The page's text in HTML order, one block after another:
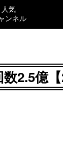
人気
ンネル
2.5億